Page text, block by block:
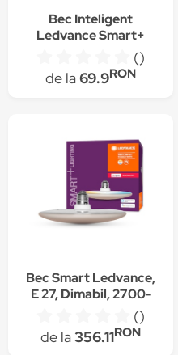
Bec Inteligent
Ledvance Smart+
Standard RGBW
Frosted 75W
()
de la69.9RON
Bec Smart Ledvance,
E 27, Dimabil, 2700-
6500 Kv, 22 W, 2000
()
de la356.11RON